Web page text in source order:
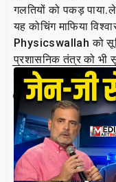
गलतियों को पकड़
यह कोचिंग माफिया
Physicswallah को
प्रशासनिक तंत्र को भी
तो आखिर आम जनता
Related Post